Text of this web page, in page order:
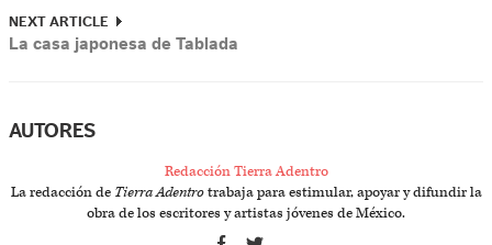
NEXT ARTICLE
La casa japonesa de Tablada
AUTORES
Redacción Tierra Adentro
La redacción de Tierra Adentrotrabaja para estimular, apoyar y difundir la
obra de los escritores y artistas jóvenes de México.